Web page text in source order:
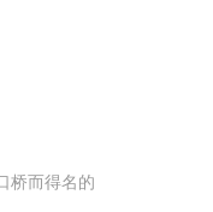
桥而得名的